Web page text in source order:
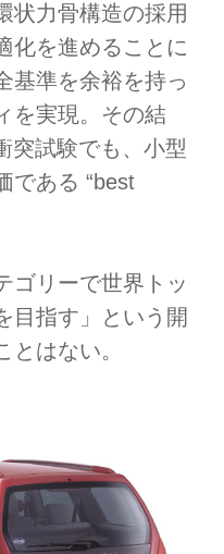
状力骨構造の採用
化を進めることに
基準を余裕を持っ
を実現。その結
突試験でも、小型
である “best
ゴリーで世界トッ
目指す」という開
はない。